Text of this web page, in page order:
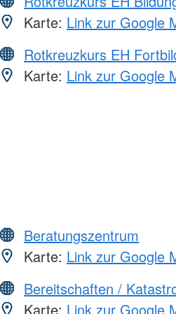
Karte: Link zur Google
Rotkreuzkurs EH
Karte: Link zur Google
Beratungszentrum
Karte: Link zur Google
Bereitschaften /
Karte: Link zur Google